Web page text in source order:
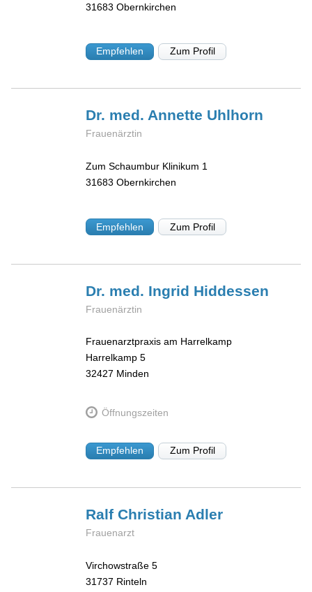
31683 Obernkirchen
Empfehlen Zum Profil
Dr. med. Annette Uhlhorn
Frauenärztin
Zum Schaumbur Klinikum 1
31683 Obernkirchen
Empfehlen Zum Profil
Dr. med. Ingrid Hiddessen
Frauenärztin
Frauenarztpraxis am Harrelkamp
Harrelkamp 5
32427 Minden
Öffnungszeiten
Empfehlen Zum Profil
Ralf Christian Adler
Frauenarzt
Virchowstraße 5
31737 Rinteln